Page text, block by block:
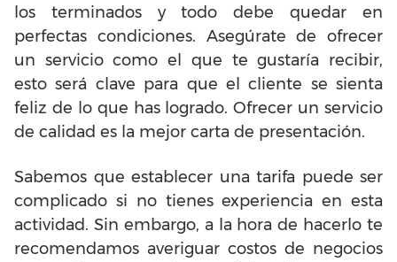
los terminados y todo debe quedar en
perfectas condiciones. Asegúrate de ofrecer
un servicio como el que te gustaría recibir,
esto será clave para que el cliente se sienta
feliz de lo que has logrado. Ofrecer un servicio
de calidad es la mejor carta de presentación.
Sabemos que establecer una tarifa puede ser
complicado si no tienes experiencia en esta
actividad. Sin embargo, a la hora de hacerlo te
recomendamos averiguar costos de negocios